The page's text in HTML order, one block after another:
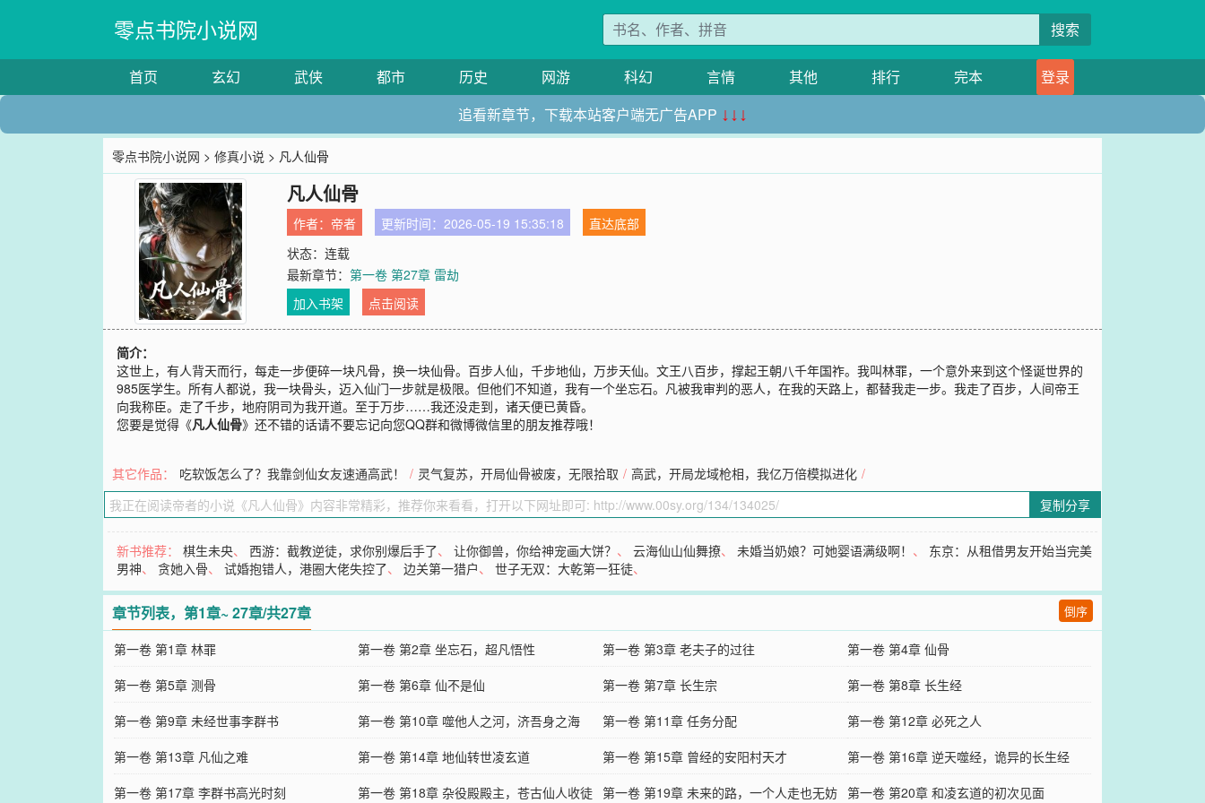
零点书院小说网 搜索
首页 玄幻 武侠 都市 历史 网游 科幻 言情 其他 排行 完本
登录
追看新章节，下载本站客户端无广告APP ↓↓↓
零点书院小说网 >修真小说 > 凡人仙骨
凡人仙骨
作者： 帝者 更新时间：2026-05-19 15:35:18
直达底部
状态：连载
最新章节：第一卷 第27章 雷劫
加入书架
点击阅读
简介：
这世上，有人背天而行，每走一步便碎一块凡骨，换一块仙骨。百步人仙，千步地仙，万步天仙。文王八百步，撑起王朝八千年国祚。我叫林罪，一个意外来到这个怪诞世界的
985医学生。所有人都说，我一块骨头，迈入仙门一步就是极限。但他们不知道，我有一个坐忘石。凡被我审判的恶人，在我的天路上，都替我走一步。我走了百步，人间帝王
向我称臣。走了千步，地府阴司为我开道。至于万步……我还没走到，诸天便已黄昏。
您要是觉得《凡人仙骨》还不错的话请不要忘记向您QQ群和微博微信里的朋友推荐哦！
其它作品： 吃软饭怎么了？我靠剑仙女友速通高武！ / 灵气复苏，开局仙骨被废，无限拾取 / 高武，开局龙域枪相，我亿万倍模拟进化 /
复制分享
新书推荐：棋生未央、西游：截教逆徒，求你别爆后手了、让你御兽，你给神宠画大饼？ 、云海仙山仙舞撩、未婚当奶娘？可她婴语满级啊！ 、 东京：从租借男友开始当完美
男神、贪她入骨、试婚抱错人，港圈大佬失控了、边关第一猎户、世子无双：大乾第一狂徒、
章节列表，第1章~ 27章/共27章 倒序
第一卷 第1章 林罪 第一卷 第2章 坐忘石，超凡悟性 第一卷 第3章 老夫子的过往
第一卷 第4章 仙骨
第一卷 第5章 测骨
第一卷 第6章 仙不是仙 第一卷 第7章 长生宗
第一卷 第8章 长生经
第一卷 第9章 未经世事李群书
第一卷 第10章 噬他人之河，济吾身之海 第一卷 第11章 任务分配
第一卷 第12章 必死之人
第一卷 第13章 凡仙之难
第一卷 第14章 地仙转世凌玄道 第一卷 第15章 曾经的安阳村天才
第一卷 第16章 逆天噬经，诡异的长生经
第一卷 第17章 李群书高光时刻
第一卷 第18章 杂役殿殿主，苍古仙人收徒 第一卷 第19章 未来的路，一个人走也无妨 第一卷 第20章 和凌玄道的初次见面